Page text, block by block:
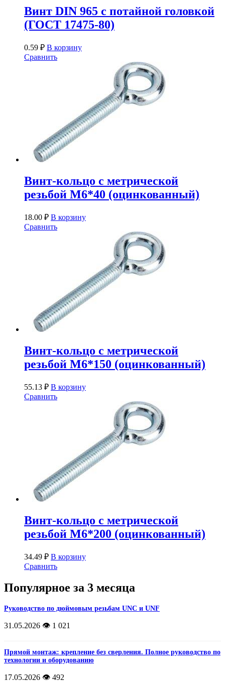
Винт DIN 965 с потайной головкой
(ГОСТ 17475-80)
0.59 ₽ В корзину
Сравнить
Винт-кольцо с метрической
резьбой М6*40 (оцинкованный)
18.00 ₽ В корзину
Сравнить
Винт-кольцо с метрической
резьбой М6*150 (оцинкованный)
55.13 ₽ В корзину
Сравнить
Винт-кольцо с метрической
резьбой М6*200 (оцинкованный)
34.49 ₽ В корзину
Сравнить
Популярное за 3 месяца
Руководство по дюймовым резьбам UNC и UNF
31.05.2026 👁️ 1 021
Прямой монтаж: крепление без сверления. Полное руководство по
технологии и оборудованию
17.05.2026 👁️ 492